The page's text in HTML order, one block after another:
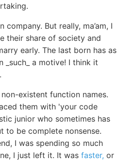
But really, ma’am, I
their share of society and
early. The last born has as
_such_ a motive! I think it
existent function names.
them with 'your code
junior who sometimes has
to be complete nonsense.
I was spending so much
I just left it. It was faster, or